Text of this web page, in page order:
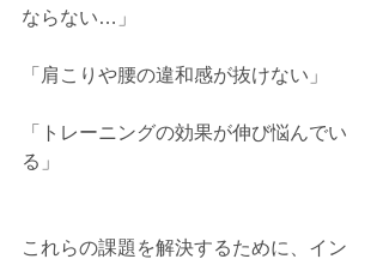
ならない…」
「肩こりや腰の違和感が抜けない」
「トレーニングの効果が伸び悩んでい
る」
これらの課題を解決するために、イン